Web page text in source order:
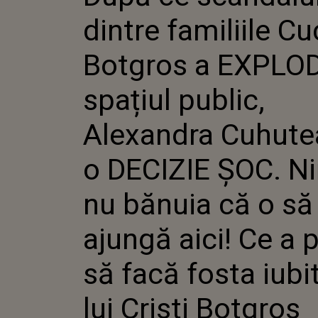
NU
dintre familiile
Botgros a
spațiul public,
Alexandra
o DECIZIE ȘOC.
nu bănuia că o
ajungă aici! Ce a
să facă fosta
lui Cristi Botgros